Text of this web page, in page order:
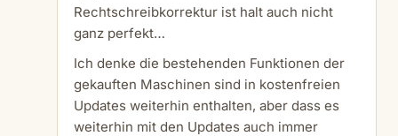
Rechtschreibkorrektur ist halt auch nicht
ganz perfekt…
Ich denke die bestehenden Funktionen der
gekauften Maschinen sind in kostenfreien
Updates weiterhin enthalten, aber dass es
weiterhin mit den Updates auch immer